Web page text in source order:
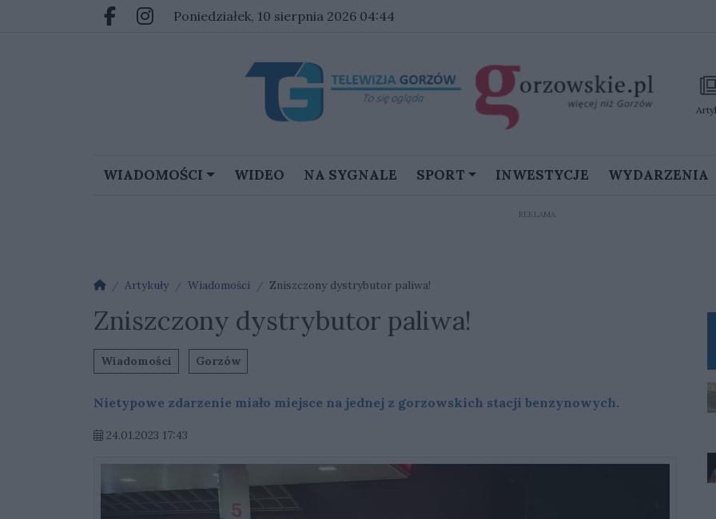
Przejdź do głównych treści
Przejdź do głównego menu
Facebook.com
Instagram.com
poniedziałek, 10 sierpnia 2026 04:44
WIADOMOŚCI WIDEO NA SYGNALE SPORT INWESTYCJE WYDARZENIA
REKLAMA
Strona główna
Artykuły Wiadomości Zniszczony dystrybutor paliwa!
Zniszczony dystrybutor paliwa!
Wiadomości Gorzów
Nietypowe zdarzenie miało miejsce na jednej z gorzowskich stacji benzynowych.
24.01.2023 17:43